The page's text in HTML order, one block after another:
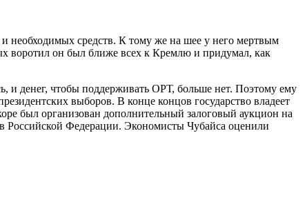
и необходимых средств. К тому же на шее у него мертвым
воротил он был ближе всех к Кремлю и придумал, как
и денег, чтобы поддерживать ОРТ, больше нет. Поэтому ему
выборов. В конце концов государство владеет
был организован дополнительный залоговый аукцион на
Российской Федерации. Экономисты Чубайса оценили